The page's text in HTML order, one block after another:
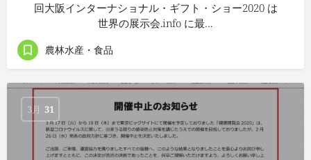
回大阪インターナショナル・ギフト・ショー2020 は
世界の展示会.info に最…
農林水産・食品
3月 31